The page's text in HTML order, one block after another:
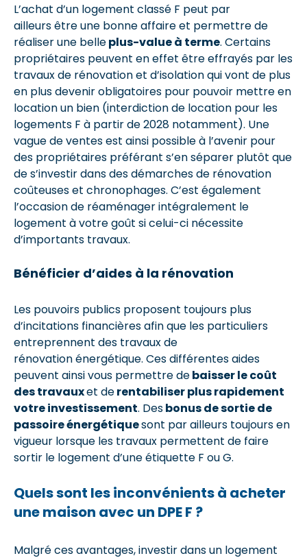
L’achat d’un logement classé F peut par
ailleurs être une bonne affaire et permettre de
réaliser une belleplus-value à terme. Certains
propriétaires peuvent en effet être effrayés par les
travaux de rénovation et d’isolation qui vont de plus
en plus devenir obligatoires pour pouvoir mettre en
location un bien (interdiction de location pour les
logements F à partir de 2028 notamment). Une
vague de ventes est ainsi possible à l’avenir pour
des propriétaires préférant s’en séparer plutôt que
de s’investir dans des démarches de rénovation
coûteuses et chronophages. C’est également
l’occasion de réaménager intégralement le
logement à votre goût si celui-ci nécessite
d’importants travaux.
Bénéficier d’aides à la rénovation
Les pouvoirs publics proposent toujours plus
d’incitations financières afin que les particuliers
entreprennent des travaux de
rénovation énergétique. Ces différentes aides
peuvent ainsi vous permettre debaisser le coût
des travauxet derentabiliser plus rapidement
votre investissement. Desbonus de sortie de
passoire énergétiquesont par ailleurs toujours en
vigueur lorsque les travaux permettent de faire
sortir le logement d’une étiquette F ou G.
Quels sont les inconvénients à acheter
une maison avec un DPE F ?
Malgré ces avantages, investir dans un logement